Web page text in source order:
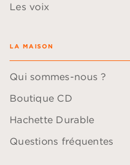
Les voix
LA MAISON
Qui sommes-nous ?
Boutique CD
Hachette Durable
Questions fréquentes